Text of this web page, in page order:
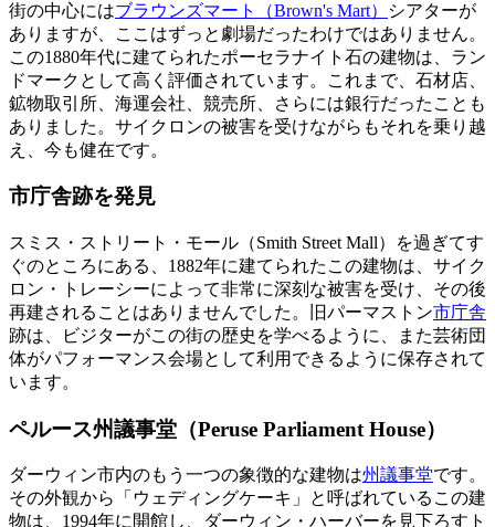
街の中心にはブラウンズマート（Brown's Mart）
シアターが
ありますが、ここはずっと劇場だったわけではありません。
この1880年代に建てられたポーセラナイト石の建物は、ラン
ドマークとして高く評価されています。これまで、石材店、
鉱物取引所、海運会社、競売所、さらには銀行だったことも
ありました。サイクロンの被害を受けながらもそれを乗り越
え、今も健在です。
市庁舎跡を発見
スミス・ストリート・モール（Smith Street Mall）を過ぎてす
ぐのところにある、1882年に建てられたこの建物は、サイク
ロン・トレーシーによって非常に深刻な被害を受け、その後
再建されることはありませんでした。旧パーマストン市庁舎
跡は、ビジターがこの街の歴史を学べるように、また芸術団
体がパフォーマンス会場として利用できるように保存されて
います。
ペルース州議事堂（Peruse Parliament House）
ダーウィン市内のもう一つの象徴的な建物は州議事堂です。
その外観から「ウェディングケーキ」と呼ばれているこの建
物は、1994年に開館し、ダーウィン・ハーバーを見下ろすト